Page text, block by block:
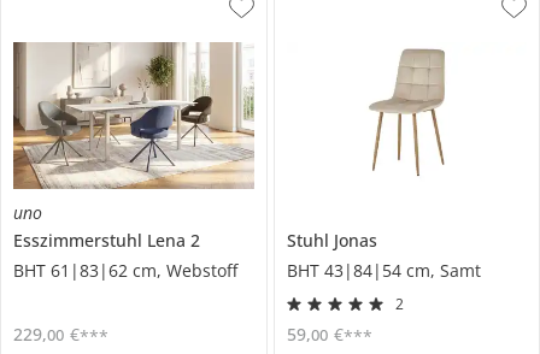
uno
Esszimmerstuhl Lena 2
BHT 61|83|62 cm, Webstoff
229,00 €***
Stuhl Jonas
BHT 43|84|54 cm, Samt
2
59,00 €***